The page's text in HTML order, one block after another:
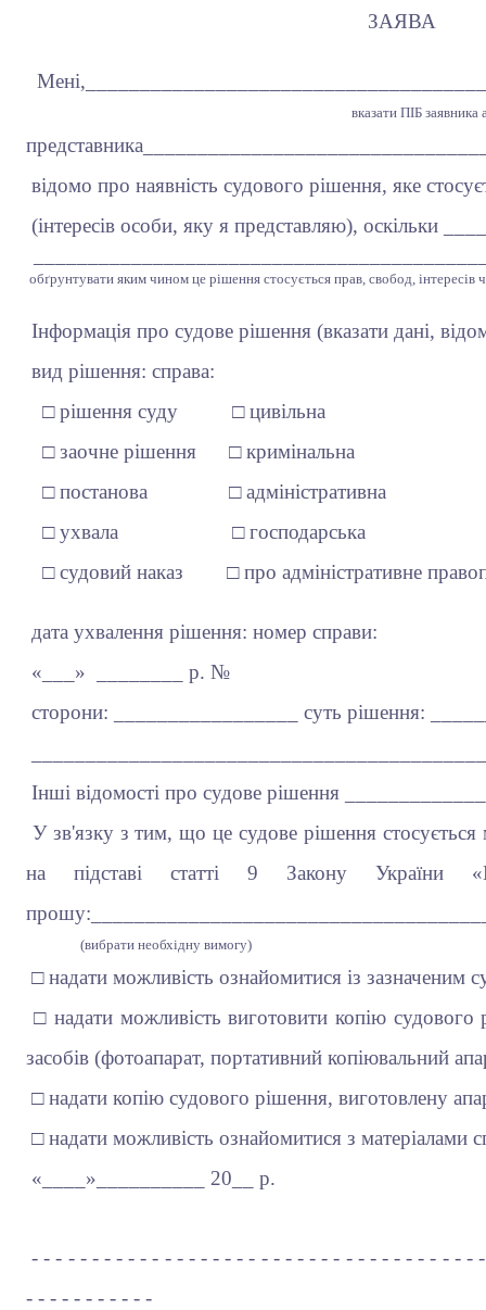
ЗАЯВА
вказати ПІБ заявника
відомо про наявність судового рішення, яке
(інтересів особи, яку я представляю), оскільки
обґрунтувати яким чином це рішення стосується прав, свобод, інтересів
Інформація про судове рішення (вказати дані,
вид рішення: справа:
□ рішення суду □ цивільна
□ заочне рішення □ кримінальна
□ постанова □ адміністративна
□ ухвала □ господарська
□ судовий наказ □ про адміністративне
дата ухвалення рішення: номер справи:
«___» ________ р. №
сторони: _________________ суть рішення:
Інші відомості про судове рішення
У зв'язку з тим, що це судове рішення стосується
на підставі статті 9 Закону України
(вибрати необхідну вимогу)
□ надати можливість ознайомитися із зазначеним
□ надати можливість виготовити копію
засобів (фотоапарат, портативний копіювальний
□ надати копію судового рішення, виготовлену
□ надати можливість ознайомитися з матеріалами
«____»__________ 20__ р.
- - - - - - - - - - - - - - - - - - - - - - - - - - - - - - - - - - - - -
- - - - - - - - - - -